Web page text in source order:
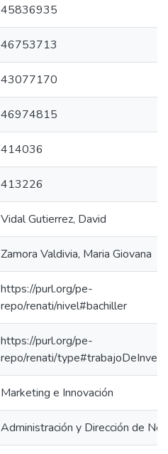
45836935
46753713
43077170
46974815
414036
413226
Vidal Gutierrez, David
Zamora Valdivia, Maria Giovana
https://purl.org/pe-
repo/renati/nivel#bachiller
https://purl.org/pe-
repo/renati/
Marketing e Innovación
Administración y Dirección de